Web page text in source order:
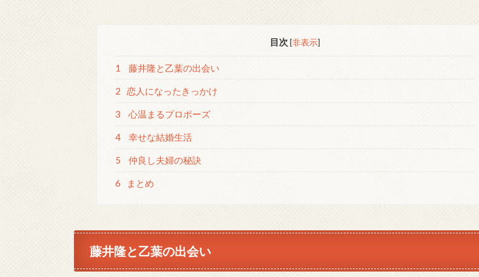
目次 [非表示]
1 藤井隆と乙葉の出会い
2 恋人になったきっかけ
3 心温まるプロポーズ
4 幸せな結婚生活
5 仲良し夫婦の秘訣
6 まとめ
藤井隆と乙葉の出会い